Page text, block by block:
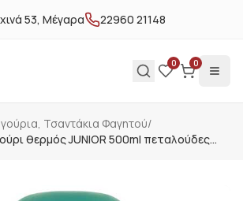
53, Μέγαρα 22960 21148
0 0
Τσαντάκια Φαγητού/
θερμός JUNIOR 500ml πεταλούδες